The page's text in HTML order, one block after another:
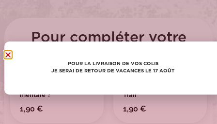
Pour compléter votre
mentale ?
1,90 €
Trail
1,90 €
POUR LA LIVRAISON DE VOS COLIS
JE SERAI DE RETOUR DE VACANCES LE 17 AOÛT